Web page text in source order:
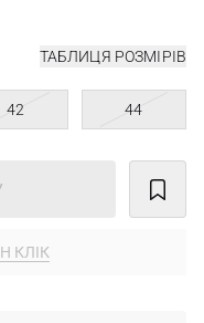
ТАБЛИЦЯ РОЗМІРІВ
42 44
КЛІК